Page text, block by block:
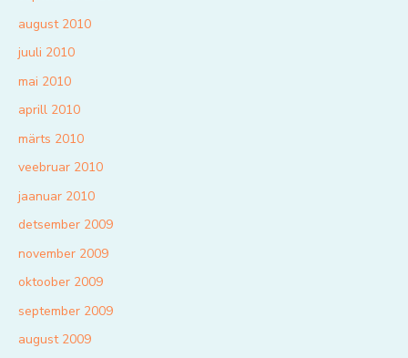
august 2010
juuli 2010
mai 2010
aprill 2010
märts 2010
veebruar 2010
jaanuar 2010
detsember 2009
november 2009
oktoober 2009
september 2009
august 2009